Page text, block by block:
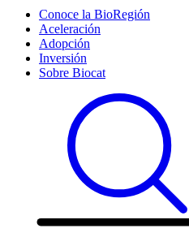
Conoce la BioRegión
Aceleración
Adopción
Inversión
Sobre Biocat